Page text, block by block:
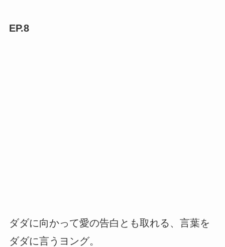
EP.8
ダダに向かって愛の告白とも取れる、言葉を
ダダに言うヨング。